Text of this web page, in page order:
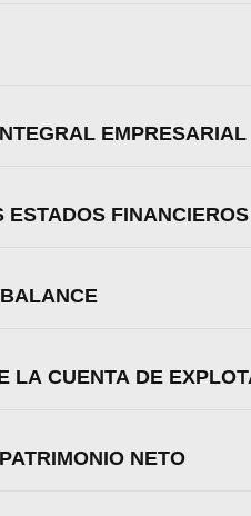
EMPRESARIAL
FINANCIEROS
LA CUENTA DE
NETO
experiencia en nuestra
utilizamos o